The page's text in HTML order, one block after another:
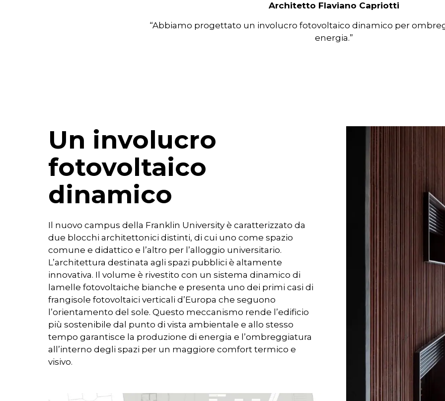
Architetto Flaviano Capriotti
“Abbiamo progettato un involucro fotovoltaico dinamico per
energia.”
Un involucro
fotovoltaico
dinamico
Il nuovo campus della Franklin University è caratterizzato da
due blocchi architettonici distinti, di cui uno come spazio
comune e didattico e l’altro per l’alloggio universitario.
L’architettura destinata agli spazi pubblici è altamente
innovativa. Il volume è rivestito con un sistema dinamico di
lamelle fotovoltaiche bianche e presenta uno dei primi casi di
frangisole fotovoltaici verticali d’Europa che seguono
l’orientamento del sole. Questo meccanismo rende l’edificio
più sostenibile dal punto di vista ambientale e allo stesso
tempo garantisce la produzione di energia e l’ombreggiatura
all’interno degli spazi per un maggiore comfort termico e
visivo.